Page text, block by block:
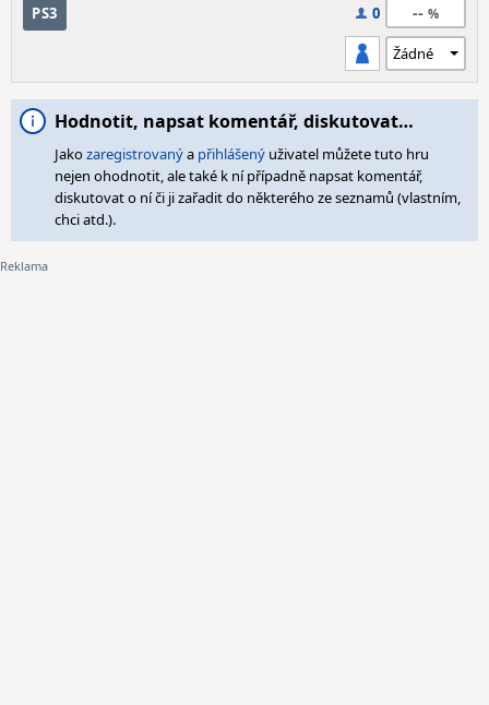
PS3 0 --
Hodnotit, napsat komentář, diskutovat…
Jakozaregistrovanýa přihlášený uživatel můžete tuto hru
nejen ohodnotit, ale také k ní případně napsat komentář,
diskutovat o ní či ji zařadit do některého ze seznamů (vlastním,
chci atd.).